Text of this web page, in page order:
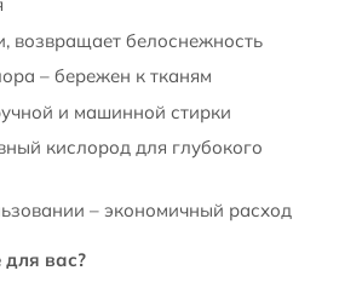
возвращает белоснежность
– бережен к тканям
и машинной стирки
кислород для глубокого
– экономичный расход
вас?